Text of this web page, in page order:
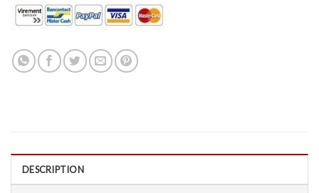
DESCRIPTION